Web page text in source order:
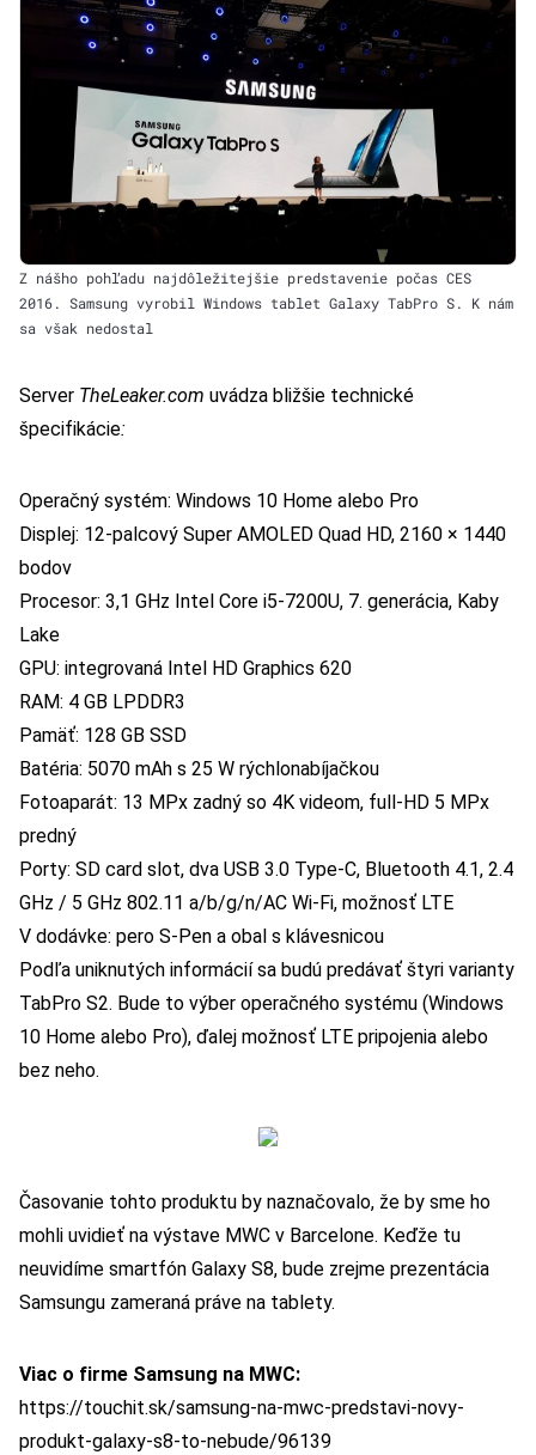
Z nášho pohľadu najdôležitejšie predstavenie počas CES
2016. Samsung vyrobil Windows tablet Galaxy TabPro S. K nám
sa však nedostal
Server TheLeaker.com uvádza bližšie technické
špecifikácie:
Operačný systém: Windows 10 Home alebo Pro
Displej: 12-palcový Super AMOLED Quad HD, 2160 × 1440
bodov
Procesor: 3,1 GHz Intel Core i5-7200U, 7. generácia, Kaby
Lake
GPU: integrovaná Intel HD Graphics 620
RAM: 4 GB LPDDR3
Pamäť: 128 GB SSD
Batéria: 5070 mAh s 25 W rýchlonabíjačkou
Fotoaparát: 13 MPx zadný so 4K videom, full-HD 5 MPx
predný
Porty: SD card slot, dva USB 3.0 Type-C, Bluetooth 4.1, 2.4
GHz / 5 GHz 802.11 a/b/g/n/AC Wi-Fi, možnosť LTE
V dodávke: pero S-Pen a obal s klávesnicou
Podľa uniknutých informácií sa budú predávať štyri varianty
TabPro S2. Bude to výber operačného systému (Windows
10 Home alebo Pro), ďalej možnosť LTE pripojenia alebo
bez neho.
Časovanie tohto produktu by naznačovalo, že by sme ho
mohli uvidieť na výstave MWC v Barcelone. Keďže tu
neuvidíme smartfón Galaxy S8, bude zrejme prezentácia
Samsungu zameraná práve na tablety.
Viac o firme Samsung na MWC:
https://touchit.sk/samsung-na-mwc-predstavi-novy-
produkt-galaxy-s8-to-nebude/96139